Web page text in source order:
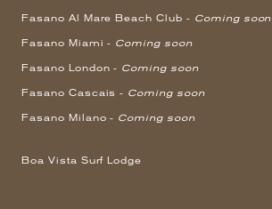
Fasano Al Mare Beach Club - Coming soon
Fasano Miami - Coming soon
Fasano London - Coming soon
Fasano Cascais - Coming soon
Fasano Milano - Coming soon
Boa Vista Surf Lodge